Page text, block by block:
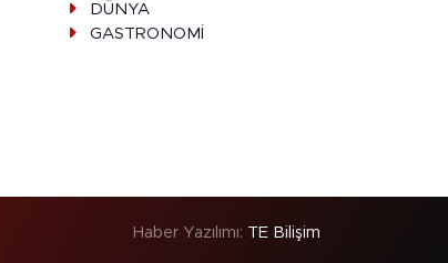
DÜNYA
GASTRONOMİ
Haber Yazılımı: TE Bilişim